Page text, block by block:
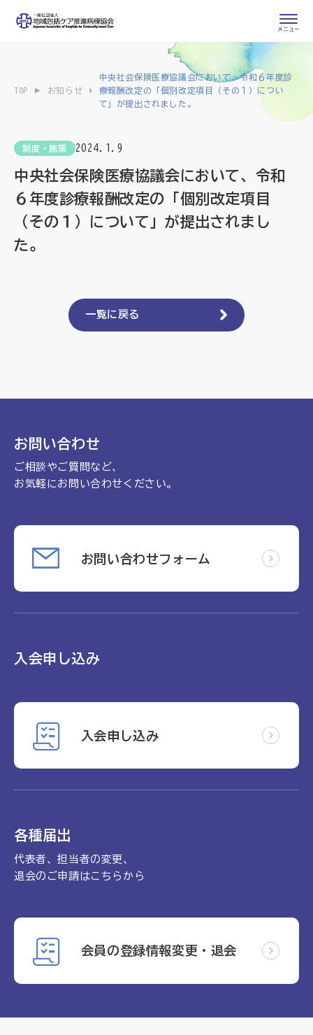
お問い合わせ
入会申し込み
会員の登録情報
変更・退会
医療・介護関係者
医療介護関係者向けよくあるご質問
会員の皆様
理念
役員挨拶
地域包括ケア病棟・地域包括医療病棟について学ぶ
研究大会
活動報告
アーカイブ
お問い合わせ
お知らせ
関連機関情報について
TOP お知らせ
中央社会保険医療協議会において、令和６年度診
療報酬改定の「個別改定項目（その１）につい
て」が提出されました。
制度・施策 2024.1.9
中央社会保険医療協議会において、令和
６年度診療報酬改定の「個別改定項目
（その１）について」が提出されまし
た。
一覧に戻る
お問い合わせ
ご相談やご質問など、
お気軽にお問い合わせください。
お問い合わせフォーム
入会申し込み
入会申し込み
各種届出
代表者、担当者の変更、
退会のご申請はこちらから
会員の登録情報変更・退会